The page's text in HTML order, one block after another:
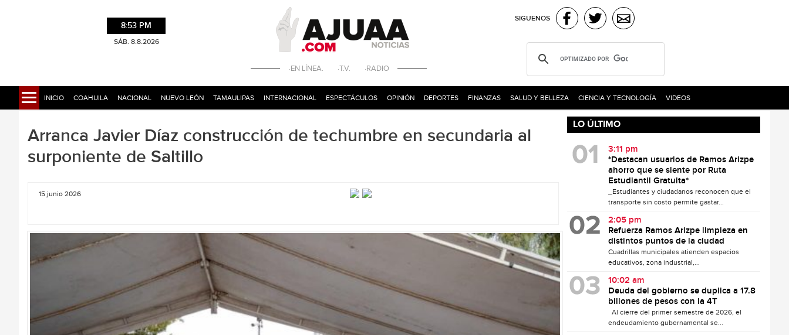
8:53 PM
SÁB. 8.8.2026
·EN LÍNEA. ·T.V. ·RADIO
SIGUENOS
INICIO COAHUILA NACIONAL NUEVO LEÓN TAMAULIPAS INTERNACIONAL ESPECTÁCULOS OPINIÓN DEPORTES FINANZAS SALUD Y BELLEZA CIENCIA Y TECNOLOGÍA VIDEOS
Arranca Javier Díaz construcción de techumbre en secundaria al
surponiente de Saltillo
15 junio 2026
LO ÚLTIMO
3:11 pm
*Destacan usuarios de Ramos Arizpe
ahorro que se siente por Ruta
Estudiantil Gratuita*
_Estudiantes y ciudadanos reconocen que el
transporte sin costo permite gastar...
2:05 pm
Refuerza Ramos Arizpe limpieza en
distintos puntos de la ciudad
Cuadrillas municipales atienden espacios
educativos, zona industrial,...
10:02 am
Deuda del gobierno se duplica a 17.8
billones de pesos con la 4T
Al cierre del primer semestre de 2026, el
endeudamiento gubernamental se...